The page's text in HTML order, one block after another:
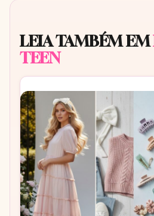
LEIA TAMBÉM EM
TEEN